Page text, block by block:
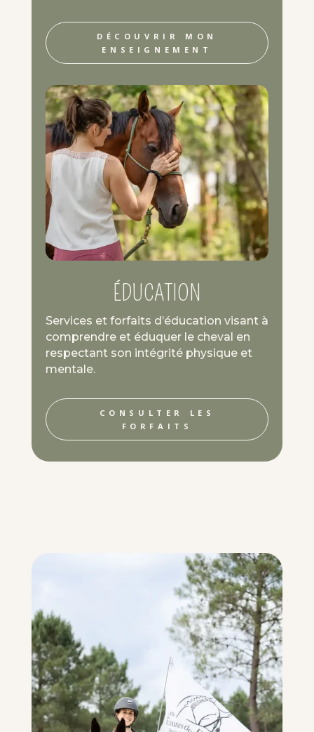
DÉCOUVRIR MON
ENSEIGNEMENT
ÉDUCATION
Services et forfaits d’éducation visant à
comprendre et éduquer le cheval en
respectant son intégrité physique et
mentale.
CONSULTER LES
FORFAITS